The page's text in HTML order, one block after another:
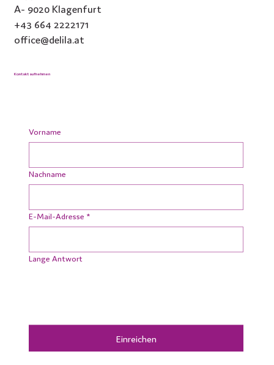
A- 9020 Klagenfurt
+43 664 2222171
office@delila.at
Kontakt aufnehmen
Vorname
Nachname
E-Mail-Adresse *
Lange Antwort
Einreichen